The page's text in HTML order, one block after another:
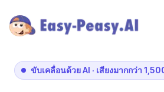
ขับเคลื่อนด้วย AI · เสียงมากกว่า